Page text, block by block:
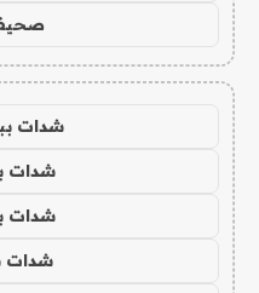
شدات
شدات
شدات
شدات